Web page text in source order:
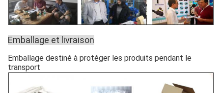
Emballage et livraison
Emballage destiné à protéger les produits pendant le
transport